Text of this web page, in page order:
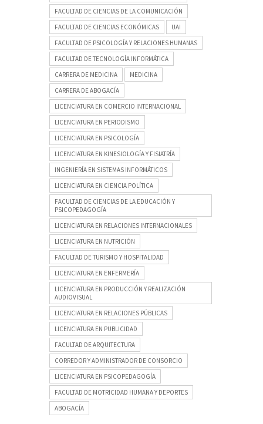
FACULTAD DE CIENCIAS DE LA COMUNICACIÓN
FACULTAD DE CIENCIAS ECONÓMICAS
UAI
FACULTAD DE PSICOLOGÍA Y RELACIONES HUMANAS
FACULTAD DE TECNOLOGÍA INFORMÁTICA
CARRERA DE MEDICINA
MEDICINA
CARRERA DE ABOGACÍA
LICENCIATURA EN COMERCIO INTERNACIONAL
LICENCIATURA EN PERIODISMO
LICENCIATURA EN PSICOLOGÍA
LICENCIATURA EN KINESIOLOGÍA Y FISIATRÍA
INGENIERÍA EN SISTEMAS INFORMÁTICOS
LICENCIATURA EN CIENCIA POLÍTICA
FACULTAD DE CIENCIAS DE LA EDUCACIÓN Y
PSICOPEDAGOGÍA
LICENCIATURA EN RELACIONES INTERNACIONALES
LICENCIATURA EN NUTRICIÓN
FACULTAD DE TURISMO Y HOSPITALIDAD
LICENCIATURA EN ENFERMERÍA
LICENCIATURA EN PRODUCCIÓN Y REALIZACIÓN
AUDIOVISUAL
LICENCIATURA EN RELACIONES PÚBLICAS
LICENCIATURA EN PUBLICIDAD
FACULTAD DE ARQUITECTURA
CORREDOR Y ADMINISTRADOR DE CONSORCIO
LICENCIATURA EN PSICOPEDAGOGÍA
FACULTAD DE MOTRICIDAD HUMANA Y DEPORTES
ABOGACÍA